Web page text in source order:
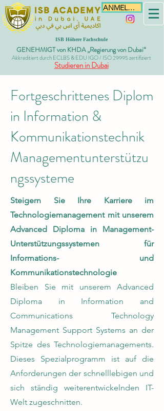
ANMELDEN
ISB Höhere Fachschule
GENEHMIGT von KHDA „Regierung von Dubai“
Akkreditiert durch ECLBS & EDU IGO / ISO 29995 zertifiziert
Studieren in Dubai
Fortgeschrittenes Diplom
in Information &
Kommunikationstechnik
Managementunterstützu
ngssysteme
Steigern Sie Ihre Karriere im
Technologiemanagement mit unserem
Advanced Diploma in Management-
Unterstützungssystemen für
Informations- und
Kommunikationstechnologie
Bleiben Sie mit unserem Advanced
Diploma in Information and
Communications Technology
Management Support Systems an der
Spitze des Technologiemanagements.
Dieses Spezialprogramm ist auf die
Anforderungen der schnelllebigen und
sich ständig weiterentwickelnden IT-
Welt zugeschnitten.